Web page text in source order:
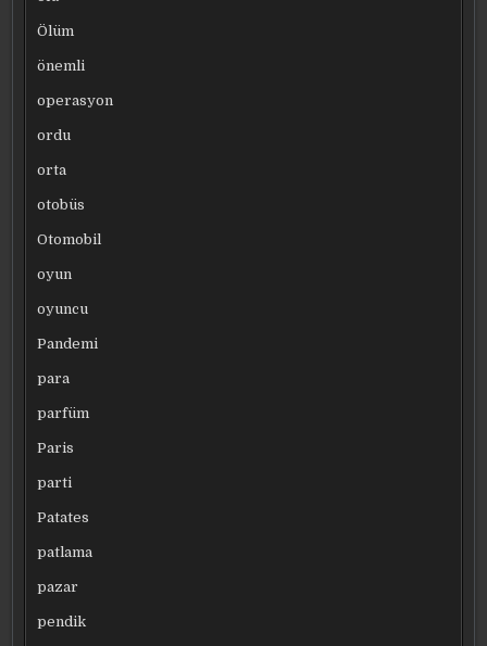
Ölüm
önemli
operasyon
ordu
orta
otobüs
Otomobil
oyun
oyuncu
Pandemi
para
parfüm
Paris
parti
Patates
patlama
pazar
pendik